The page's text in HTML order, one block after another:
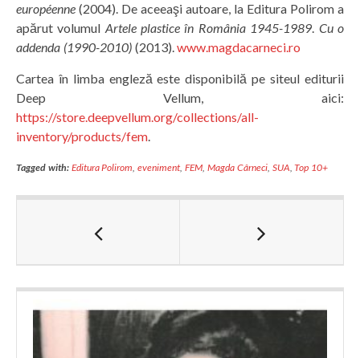
européenne (2004). De aceeaşi autoare, la Editura Polirom a
apărut volumul Artele plastice în România 1945-1989. Cu o
addenda (1990-2010) (2013).www.magdacarneci.ro
Cartea în limba engleză este disponibilă pe siteul editurii
Deep Vellum, aici:
https://store.deepvellum.org/collections/all-
inventory/products/fem.
Tagged with: Editura Polirom,eveniment,FEM, Magda Cârneci, SUA,Top 10+